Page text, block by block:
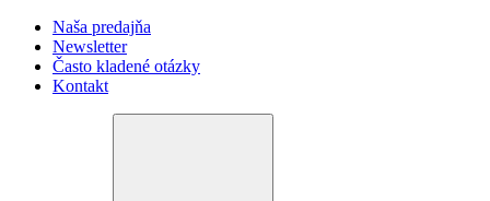
Naša predajňa
Newsletter
Často kladené otázky
Kontakt